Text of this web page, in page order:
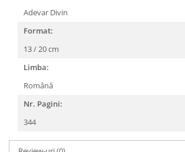
Adevar Divin
Format:
13 / 20 cm
Limba:
Română
Nr. Pagini:
344